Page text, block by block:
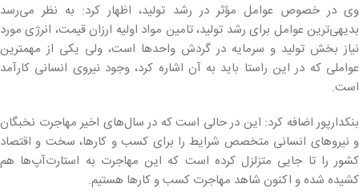
وی در خصوص عوامل مؤثر در رشد تولید، اظهار کرد: به نظر می‌رسد
بدیهی‌ترین عوامل برای رشد تولید، تامین مواد اولیه ارزان قیمت، انرژی مورد
نیاز بخش تولید و سرمایه در گردش واحدها است، ولی یکی از مهمترین
عواملی که در این راستا باید به آن اشاره کرد، وجود نیروی انسانی کارآمد
است.
بنکدارپور اضافه کرد: این در حالی است که در سال‌های اخیر مهاجرت نخبگان
و نیروهای انسانی متخصص شرایط را برای کسب و کارها، سخت و اقتصاد
کشور را تا جایی متزلزل کرده است که این مهاجرت به استارت‌آپ‌ها هم
کشیده شده و اکنون شاهد مهاجرت کسب‌ و کارها هستیم.